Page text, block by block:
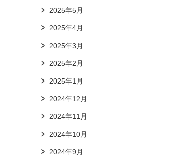
2025年5月
2025年4月
2025年3月
2025年2月
2025年1月
2024年12月
2024年11月
2024年10月
2024年9月